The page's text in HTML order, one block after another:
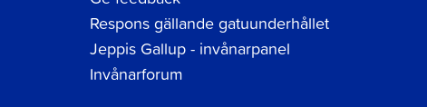
Respons gällande gatuunderhållet
Jeppis Gallup - invånarpanel
Invånarforum